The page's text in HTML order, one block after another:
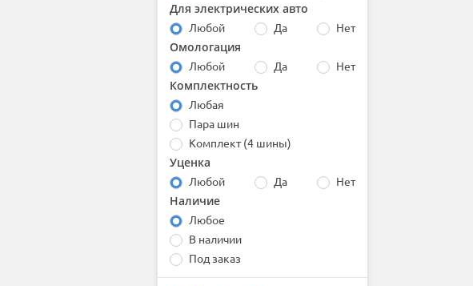
BfGoodrich
Boto
Bridgestone
Centara
Comforser
Compasal
Continental
Contyre
Cordiant
Delinte
Double Coin
DoubleStar
Dunlop
Duraturn
Для электрических авто
Любой Да Нет
Омологация
Любой Да Нет
Комплектность
Любая
Пара шин
Комплект (4 шины)
Уценка
Любой Да Нет
Наличие
Любое
В наличии
Под заказ